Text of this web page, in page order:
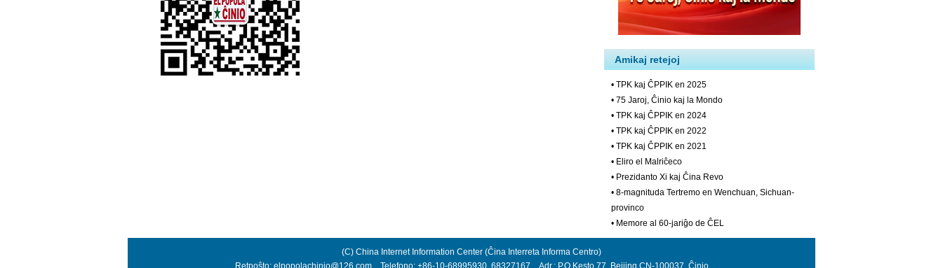
(C) China Internet Information Center (Ĉina Interreta Informa Centro)
Retpoŝto: elpopolachinio@126.com Telefono: +86-10-68995930, 68327167 Adr.: P.O.Kesto 77, Beijing CN-100037, Ĉinio